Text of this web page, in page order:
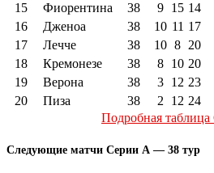
15
Фиорентина 38 9 15 14
16
Дженоа 38 10 11 17
17
Лечче 38 10 8 20
18
Кремонезе 38 8 10 20
19
Верона 38 3 12 23
20
Пиза 38 2 12 24
Подробная
Следующие матчи Серии А — 38 тур